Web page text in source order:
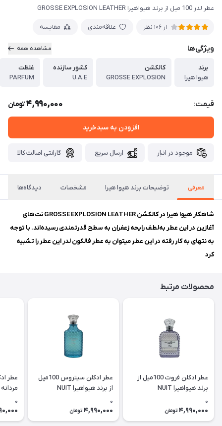
عطر لدر 100 میل از برند هیواهیرا GROSSE EXPLOSION LEATHER
از 106 نظر علاقه‌مندی مقایسه
ویژگی‌ها مشاهده همه
برند
هیوا هیرا
کالکشن
GROSSE EXPLOSION
کشور سازنده
U.A.E
غلظت
PARFUM
قیمت: 4,990,000تومان
افزودن به سبدخرید
موجود در انبار ارسال سریع گارانتی اصالت کالا
معرفی توضیحات برند هیوا هیرا مشخصات دیدگاه‌ها
شاهکار هیوا هیرا در کالکشن GROSSE EXPLOSION LEATHER نت‌های
آغازین در این عطر به‌لطف رایحه زعفران به سطح قدرتمندی رسیده‌اند. با توجه
به نتهای به کار رفته در این عطر میتوان به عطر فالکون لدر این عطر را تشبیه
کرد
محصولات مرتبط
عطر ادکلن فروت 100میل از
برند هیواهیرا NUIT
0
4,990,000 تومان
عطر ادکلن سیتروس 100میل
از برند هیواهیرا NUIT
0
4,990,000 تومان
0